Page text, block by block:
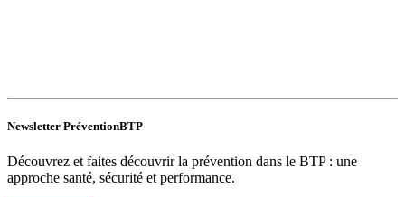
Newsletter PréventionBTP
Découvrez et faites découvrir la prévention dans le BTP : une
approche santé, sécurité et performance.